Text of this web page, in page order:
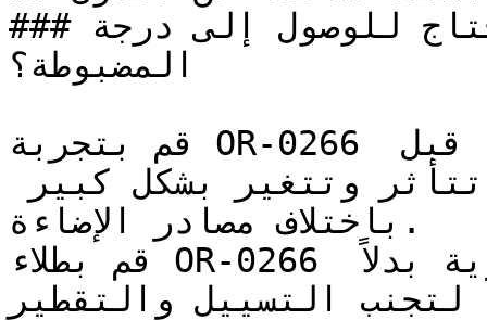
### كم وجه (طبقة) تحتاج للوصول إلى درجة OR-0266
المضبوطة؟
قم بتجربة OR-0266 على مساحة صغيرة أو لوحة عينة قبل
باختلاف مصادر الإضاءة.
قم بطلاء OR-0266 على شكل طبقات رقيقة ومتساوية بدلاً
التسييل والتقطير.